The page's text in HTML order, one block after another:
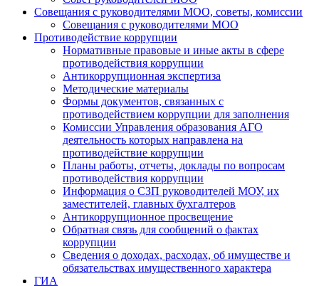
Совещания с руководителями МОО, советы, комиссии
Совещания с руководителями МОО
Противодействие коррупции
Нормативные правовые и иные акты в сфере
противодействия коррупции
Антикоррупционная экспертиза
Методические материалы
Формы документов, связанных с
противодействием коррупции для заполнения
Комиссии Управления образования АГО
деятельность которых направлена на
противодействие коррупции
Планы работы, отчеты, доклады по вопросам
противодействия коррупции
Информация о СЗП руководителей МОУ, их
заместителей, главных бухгалтеров
Антикоррупционное просвещение
Обратная связь для сообщений о фактах
коррупции
Сведения о доходах, расходах, об имуществе и
обязательствах имущественного характера
ГИА